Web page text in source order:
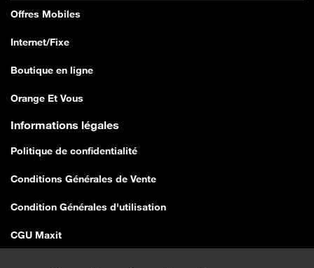
Offres Mobiles
Internet/Fixe
Boutique en ligne
Orange Et Vous
Informations légales
Politique de confidentialité
Conditions Générales de Vente
Condition Générales d'utilisation
CGU Maxit